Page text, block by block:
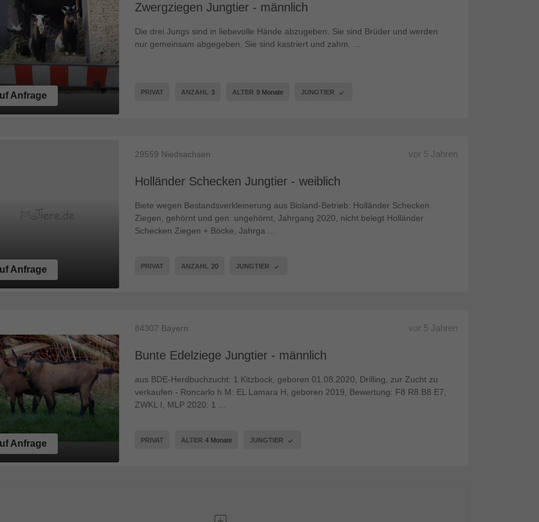
Zwergziegen Jungtier - männlich
Anfrage
Die drei Jungs sind in liebevolle Hände abzugeben. Sie sind Brüder und werden
nur gemeinsam abgegeben. Sie sind kastriert und zahm. ...
PRIVAT ANZAHL 3 ALTER 9 Monate JUNGTIER
Holländer Schecken Jungtier - weiblich
29559 Niedsachsen
Anfrage
vor 5 Jahren
Biete wegen Bestandsverkleinerung aus Bioland-Betrieb: Holländer Schecken
Ziegen, gehörnt und gen. ungehörnt, Jahrgang 2020, nicht belegt Holländer
Schecken Ziegen + Böcke, Jahrga ...
PRIVAT ANZAHL 20 JUNGTIER
Bunte Edelziege Jungtier - männlich
84307 Bayern
Anfrage
vor 5 Jahren
aus BDE-Herdbuchzucht: 1 Kitzbock, geboren 01.08.2020, Drilling, zur Zucht zu
verkaufen - Roncarlo h M: EL Lamara H, geboren 2019, Bewertung: F8 R8 B8 E7,
ZWKL I, MLP 2020: 1 ...
PRIVAT ALTER 4 Monate JUNGTIER